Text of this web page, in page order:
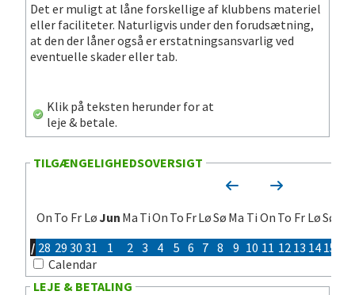
Det er muligt at låne forskellige af klubbens materiel
eller faciliteter. Naturligvis under den forudsætning,
at den der låner også er erstatningsansvarlig ved
eventuelle skader eller tab.
Klik på teksten herunder for at
leje & betale.
TILGÆNGELIGHEDSOVERSIGT
On To Fr LøJun Ma TiOn To FrLøSø Ma Ti On To Fr LøSø
/ 28 29 30 31 1 2 3 4 5 6 7 8 9 10 11 12 13 14 15
Calendar
LEJE & BETALING